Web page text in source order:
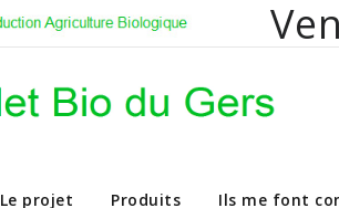
Vente en
Le projet Produits Ils me font